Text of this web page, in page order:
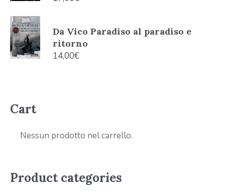
Da Vico Paradiso al paradiso e
ritorno
14,00€
Cart
Nessun prodotto nel carrello.
Product categories